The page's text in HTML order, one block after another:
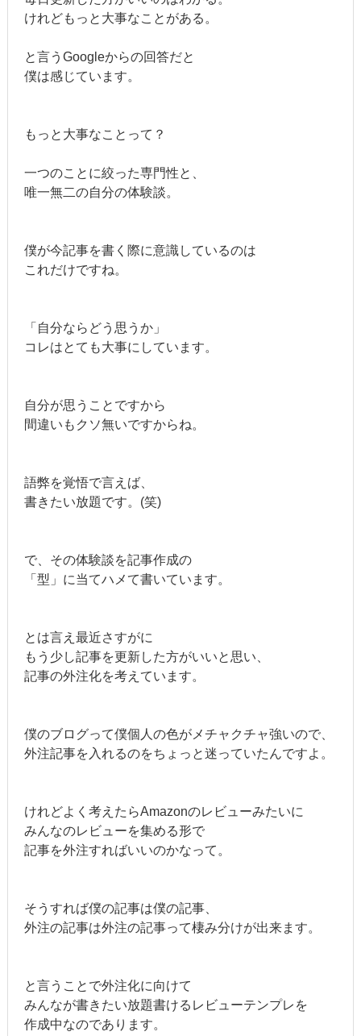
けれどもっと大事なことがある。
と言うGoogleからの回答だと
僕は感じています。
もっと大事なことって？
一つのことに絞った専門性と、
唯一無二の自分の体験談。
僕が今記事を書く際に意識しているのは
これだけですね。
「自分ならどう思うか」
コレはとても大事にしています。
自分が思うことですから
間違いもクソ無いですからね。
語弊を覚悟で言えば、
書きたい放題です。(笑)
で、その体験談を記事作成の
「型」に当てハメて書いています。
とは言え最近さすがに
もう少し記事を更新した方がいいと思い、
記事の外注化を考えています。
僕のブログって僕個人の色がメチャクチャ強いので、
外注記事を入れるのをちょっと迷っていたんですよ。
けれどよく考えたらAmazonのレビューみたいに
みんなのレビューを集める形で
記事を外注すればいいのかなって。
そうすれば僕の記事は僕の記事、
外注の記事は外注の記事って棲み分けが出来ます。
と言うことで外注化に向けて
みんなが書きたい放題書けるレビューテンプレを
作成中なのであります。